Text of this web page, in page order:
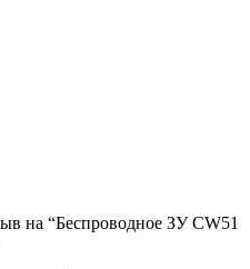
на “Беспроводное ЗУ CW51